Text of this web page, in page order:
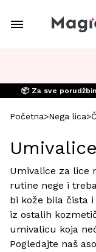
📦 Za sve
Početna>Nega lica>
Umivalice za lice
rutine nege i
bi kože bila čista
iz ostalih
umivalicu koja
Pogledajte naš